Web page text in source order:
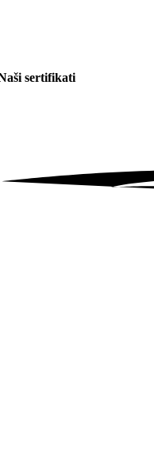
sertifikati